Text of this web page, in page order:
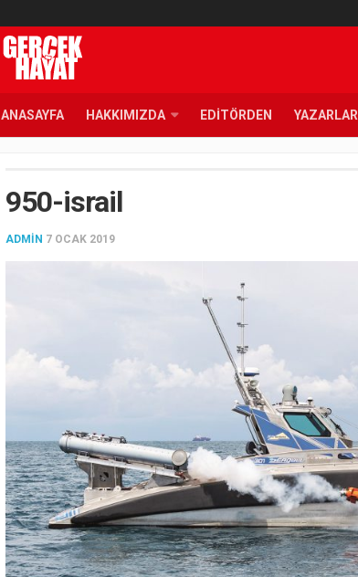
ANASAYFA HAKKIMIZDA EDITÖRDEN YAZARLAR
950-israil
ADMIN 7 OCAK 2019